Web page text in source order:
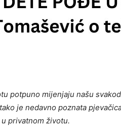
potpuno mijenjaju našu
je nedavno poznata
privatnom životu.